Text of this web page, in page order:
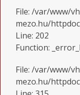
File: /var/www/
mezo.hu/
Line: 202
Function:
File: /var/www/
mezo.hu/